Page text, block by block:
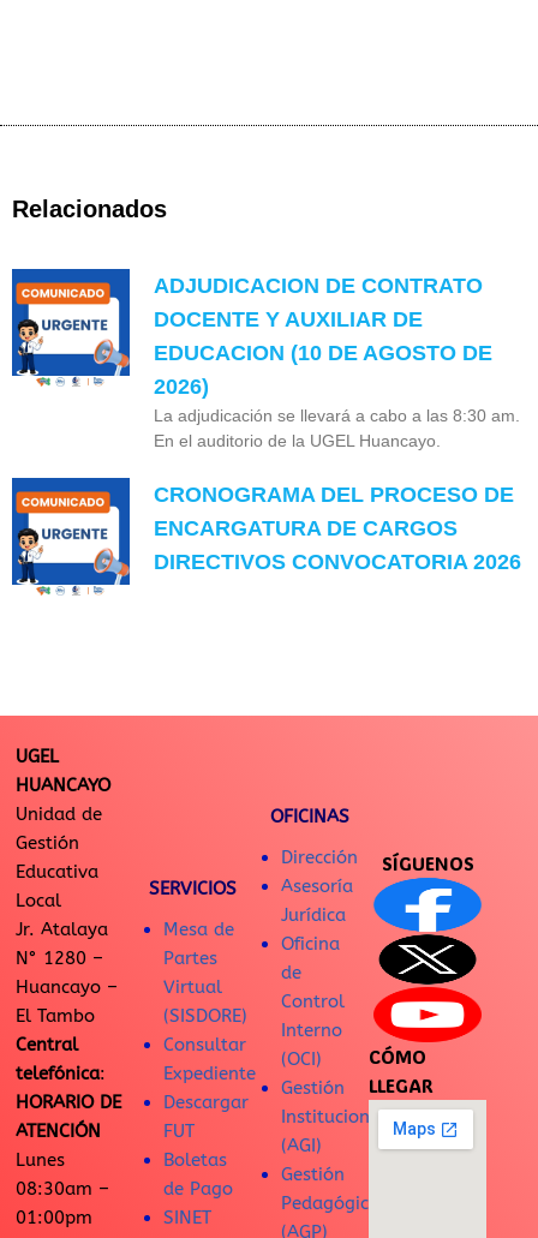
Relacionados
ADJUDICACION DE CONTRATO
DOCENTE Y AUXILIAR DE
EDUCACION (10 DE AGOSTO DE
2026)
La adjudicación se llevará a cabo a las 8:30 am.
En el auditorio de la UGEL Huancayo.
CRONOGRAMA DEL PROCESO DE
ENCARGATURA DE CARGOS
DIRECTIVOS CONVOCATORIA 2026
UGEL
HUANCAYO
Unidad de
Gestión
Educativa
Local
Jr. Atalaya
N° 1280 –
Huancayo –
El Tambo
Central
telefónica:
HORARIO DE
ATENCIÓN
Lunes
08:30am –
01:00pm
SERVICIOS
Mesa de
Partes
Virtual
(SISDORE)
Consultar
Expediente
Descargar
FUT
Boletas
de Pago
SINET
OFICINAS
Dirección
Asesoría
Jurídica
Oficina
de
Control
Interno
(OCI)
Gestión
Institucional
(AGI)
Gestión
Pedagógica
(AGP)
SÍGUENOS
CÓMO
LLEGAR